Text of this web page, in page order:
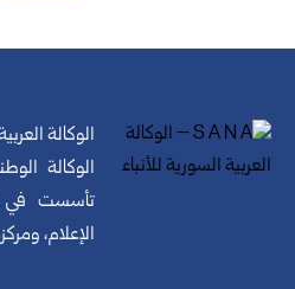
الوكالة
الوكالة
الإعلام،